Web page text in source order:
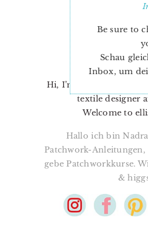
Hi, I’m Nadra. I’m a
textile designer
Welcome to
Hallo ich bin
Patchwork-Anleitungen,
gebe Patchworkkurse.
&
Be sure to
Schau
Inbox, um